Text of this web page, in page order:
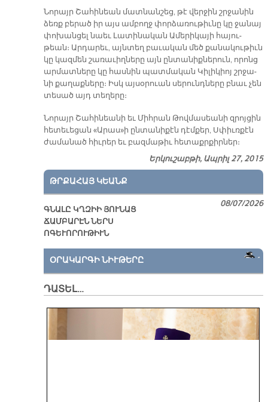
Նո­րայր Շա­հի­նեան մատ­նան­շեց, թէ վեր­ջին շրջա­նին
ձեռք բե­րած իր այս ամ­բողջ փոր­ձա­ռու­թիւ­նը կը ջա­նայ
փո­խան­ցել նաեւ Լա­տի­նա­կան Ա­մե­րի­կա­յի հա­յու­
թեան։ Ար­դա­րեւ, այն­տեղ բա­ւա­կան մեծ քա­նա­կու­թիւն
կը կազ­մեն շա­ռա­ւիղ­նե­րը այն ըն­տա­նիք­նե­րուն, ո­րոնց
ար­մատ­նե­րը կը հաս­նին պատ­մա­կան Կի­լի­կիոյ շրջա­
նի քա­ղաք­նե­րը։ Իսկ այ­սօ­րուան սե­րունդ­նե­րը բնաւ չեն
տե­սած այդ տե­ղե­րը։
Նո­րայր Շա­հի­նեա­նի եւ Միհ­րան Թով­մա­սեա­նի զրոյ­ցին
հե­տե­ւե­ցան «Ա­րաս»ի ըն­տա­նի­քէն դէմ­քեր, Սփիւռ­քէն
ժա­մա­նած հիւ­րեր եւ բազ­մա­թիւ հե­տաքր­քիր­ներ։
Երկուշաբթի, Ապրիլ 27, 2015
ԹՐՔԱՀԱՅ ԿԵԱՆՔ
ԳՆԱԼԸ ԿՂԶԻԻ ՅՈՒՆԱՑ
ՃԱՄԲԱՐԷՆ ՆԵՐՍ
ՈԳԵՒՈՐՈՒԹԻՒՆ
08/07/2026
ՕՐԱԿԱՐԳԻ ՆԻՒԹԵՐԸ
ԴԱՏԵԼ…